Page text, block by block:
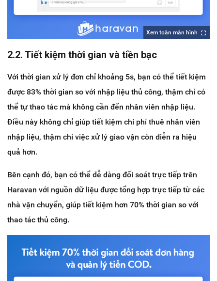
Xem toàn màn hình
2.2. Tiết kiệm thời gian và tiền bạc
Với thời gian xử lý đơn chỉ khoảng 5s, bạn có thể tiết kiệm
được 83% thời gian so với nhập liệu thủ công, thậm chí có
thể tự thao tác mà không cần đến nhân viên nhập liệu.
Điều này không chỉ giúp tiết kiệm chi phí thuê nhân viên
nhập liệu, thậm chí việc xử lý giao vận còn diễn ra hiệu
quả hơn.
Bên cạnh đó, bạn có thể dễ dàng đối soát trực tiếp trên
Haravan với nguồn dữ liệu được tổng hợp trực tiếp từ các
nhà vận chuyển, giúp tiết kiệm hơn 70% thời gian so với
thao tác thủ công.